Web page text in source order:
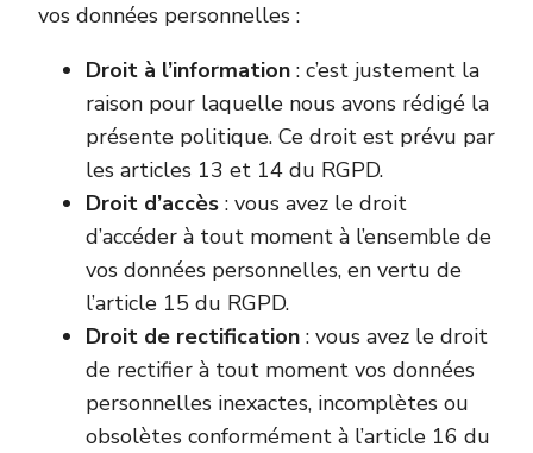
vos données personnelles :
Droit à l’information : c’est justement la
raison pour laquelle nous avons rédigé la
présente politique. Ce droit est prévu par
les articles 13 et 14 du RGPD.
Droit d’accès : vous avez le droit
d’accéder à tout moment à l’ensemble de
vos données personnelles, en vertu de
l’article 15 du RGPD.
Droit de rectification : vous avez le droit
de rectifier à tout moment vos données
personnelles inexactes, incomplètes ou
obsolètes conformément à l’article 16 du